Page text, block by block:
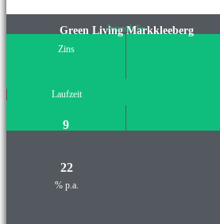
Immobilie
Green Living Markkleeberg
Zins
Laufzeit
9
22
% p.a.